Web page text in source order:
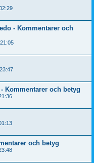
- Kommentarer och
Kommentarer och betyg
och betyg